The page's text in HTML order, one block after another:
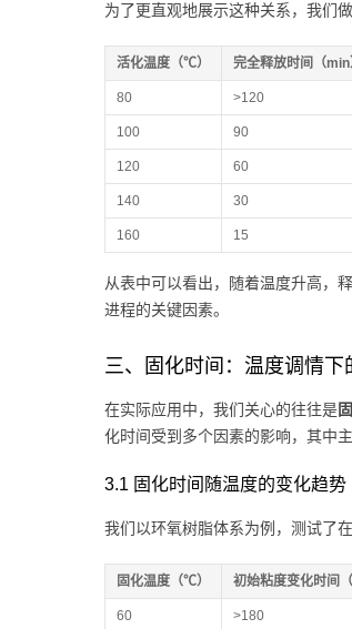
为了更直观地展示这种关系，我们
活化温度（℃） 完全释放时间（min
80 >120
100 90
120 60
140 30
160 15
从表中可以看出，随着温度升高，
进程的关键因素。
三、固化时间：温度调情下
在实际应用中，我们关心的往往是
化时间受到多个因素的影响，其中
3.1 固化时间随温度的变化趋势
我们以环氧树脂体系为例，测试了
固化温度（℃） 初始粘度变化时间（
60 >180